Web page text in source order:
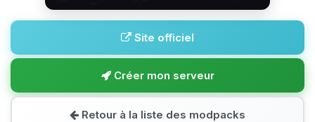
Site officiel
Créer mon serveur
Retour à la liste des modpacks